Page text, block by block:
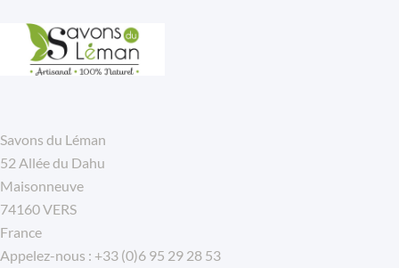
Savons du Léman
52 Allée du Dahu
Maisonneuve
74160 VERS
France
Appelez-nous : +33 (0)6 95 29 28 53